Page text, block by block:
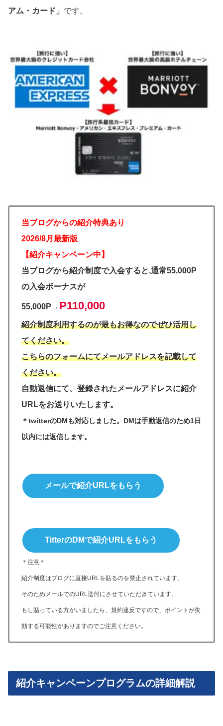
アム・カード」 です。
当ブログからの紹介特典あり
2026/8月最新版
【紹介キャンペーン中】
当ブログから紹介制度で入会すると,通常55,000P
の入会ボーナスが
55,000P→ P110,000
紹介制度利用するのが最もお得なのでぜひ活用し
てください。
こちらのフォームにてメールアドレスを記載して
ください。
自動返信にて、登録されたメールアドレスに紹介
URLをお送りいたします。
＊twitterのDMも対応しました。DMは手動返信のため1日
以内には返信します。
メールで紹介URLをもらう
TitterのDMで紹介URLをもらう
＊注意＊
紹介制度はブログに直接URLを貼るのを禁止されています。
そのためメールでのURL送付にさせていただきています。
もし貼っている方がいましたら、規約違反ですので、ポイントが失
効する可能性がありますのでご注意ください。
紹介キャンペーンプログラムの詳細解説